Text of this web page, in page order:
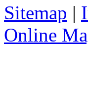
Sitemap |
Online